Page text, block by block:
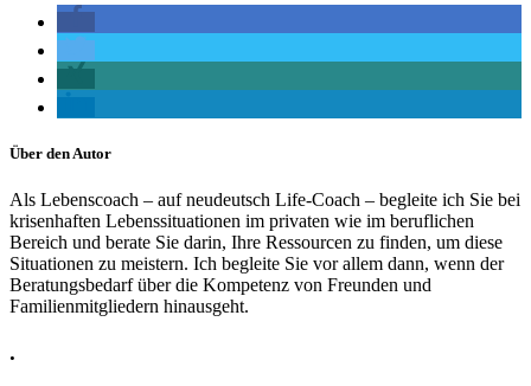
Über den Autor
Als Lebenscoach – auf neudeutsch Life-Coach – begleite ich Sie bei
krisenhaften Lebenssituationen im privaten wie im beruflichen
Bereich und berate Sie darin, Ihre Ressourcen zu finden, um diese
Situationen zu meistern. Ich begleite Sie vor allem dann, wenn der
Beratungsbedarf über die Kompetenz von Freunden und
Familienmitgliedern hinausgeht.
.